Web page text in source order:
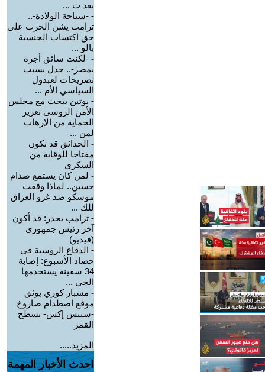
بعد ث ...
- -سياحة الولادة-..
ترامب يشن الحرب على
حق اكتساب الجنسية
بالو ...
- -لكنت سائق أجرة
بمصر-.. جدل بسبب
تصريحات لعبدول
السياسي الأم ...
- بوتين يبحث مع مجلس
الأمن الروسي تعزيز
الحماية من الإرهاب
لمن ...
- الحدائق قد تكون
مفتاحا للوقاية من
السكري
- لمن كان يستمع صدام
حسين.. لماذا وقفت
موسكو ضد غزو العراق
للك ...
- ترامب يحذر: قد أكون
آخر رئيس جمهوري
(فيديو)
- الدفاع الروسية في
حصاد الأسبوع: إصابة
34 سفينة يستخدمها
الجي ...
- مسبار كوري يوثق
موقع اصطدام صاروخ
-سبيس إكس- بسطح
القمر
المزيد.....
احدث الأخبار المهمة